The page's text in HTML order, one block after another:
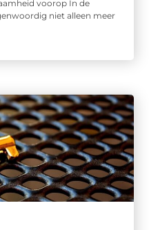
voorop In de
niet alleen meer